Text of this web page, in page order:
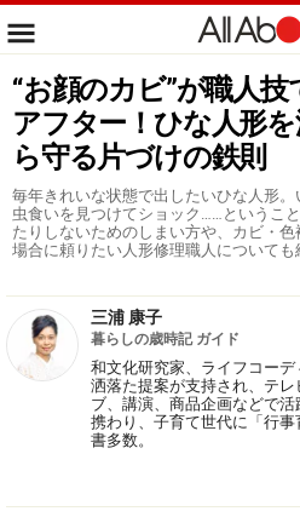
“お顔のカビ”が職人
アフター！ひな人形
ら守る片づけの鉄則
毎年きれいな状態で出したいひな人形
虫食いを見つけてショック……というこ
たりしないためのしまい方や、カビ・
場合に頼りたい人形修理職人についても
三浦 康子
暮らしの歳時記 ガイド
和文化研究家、ライフコー
洒落た提案が支持され、テ
ブ、講演、商品企画などで
携わり、子育て世代に「行
書多数。